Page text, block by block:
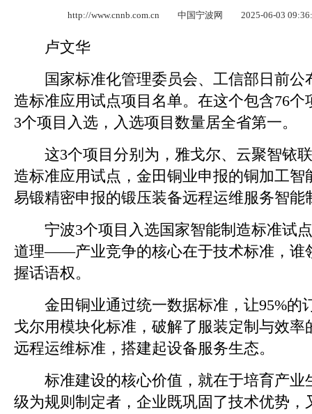
http://www.cnnb.com.cn 中国宁波网 2025-06-03
卢文华
国家标准化管理委员会、工信部日前公
造标准应用试点项目名单。在这个包含76
3个项目入选，入选项目数量居全省第一。
这3个项目分别为，雅戈尔、云聚智铱联
造标准应用试点，金田铜业申报的铜加工智
易锻精密申报的锻压装备远程运维服务智能
宁波3个项目入选国家智能制造标准试点
道理——产业竞争的核心在于技术标准，谁
握话语权。
金田铜业通过统一数据标准，让95%的
戈尔用模块化标准，破解了服装定制与效率
远程运维标准，搭建起设备服务生态。
标准建设的核心价值，就在于培育产业
级为规则制定者，企业既巩固了技术优势，